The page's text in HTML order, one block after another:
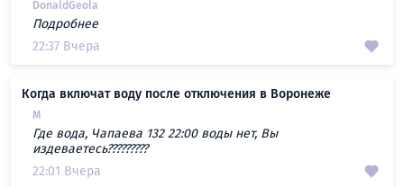
DonaldGeola
Подробнее
22:37 Вчера
Когда включат воду после отключения в Воронеже
М
Где вода, Чапаева 132 22:00 воды нет, Вы
издеваетесь?????????
22:01 Вчера